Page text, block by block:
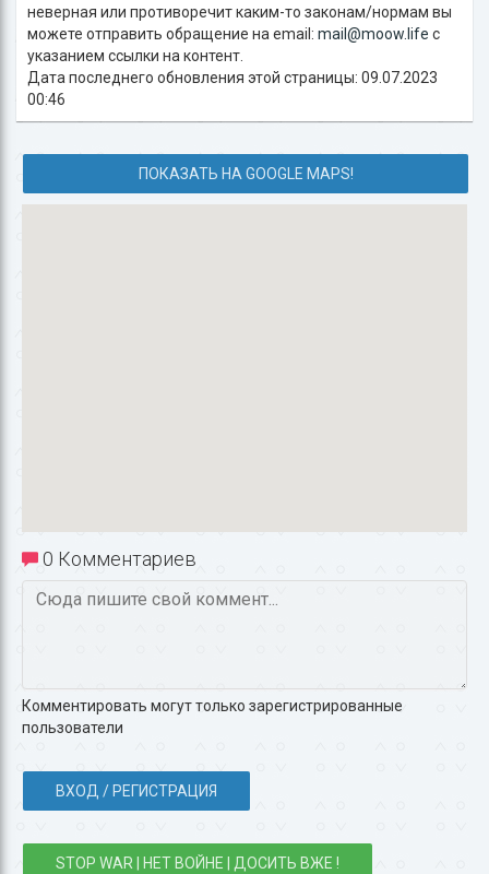
неверная или противоречит каким-то законам/нормам вы
можете отправить обращение на email: mail@moow.life c
указанием ссылки на контент.
Дата последнего обновления этой страницы: 09.07.2023
00:46
ПОКАЗАТЬ НА GOOGLE MAPS!
0 Комментариев
Комментировать могут только зарегистрированные
пользователи
ВХОД / РЕГИСТРАЦИЯ
STOP WAR | НЕТ ВОЙНЕ | ДОСИТЬ ВЖЕ !